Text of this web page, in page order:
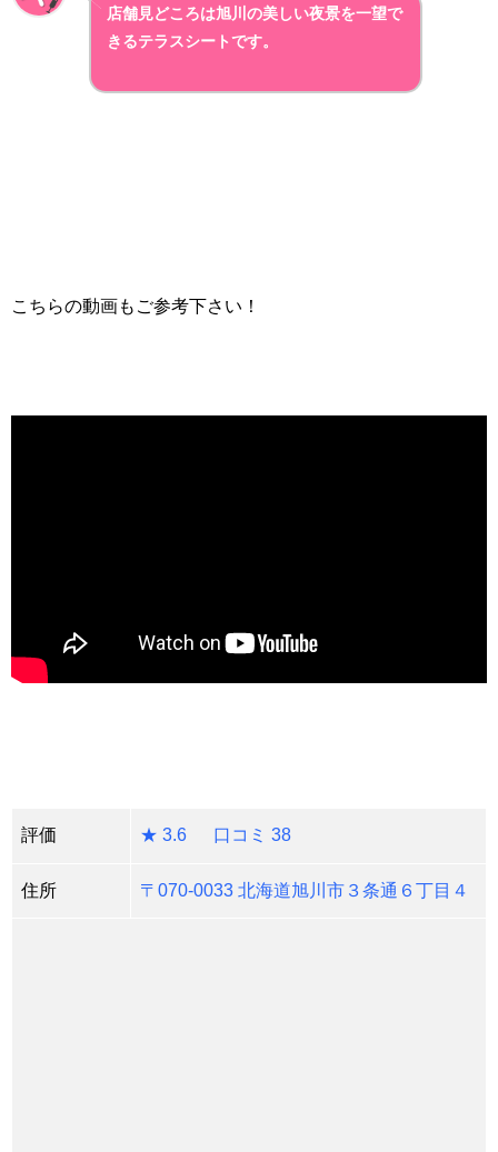
店舗見どころは旭川の美しい夜景を一望で
きるテラスシートです。
こちらの動画もご参考下さい！
評価 ★ 3.6 口コミ 38
住所 〒070-0033 北海道旭川市３条通６丁目４